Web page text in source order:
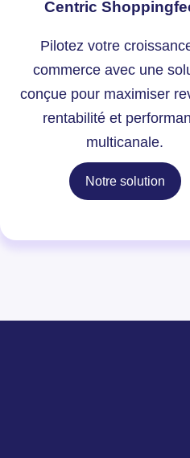
Centric
Pilotez votre
commerce avec une
conçue pour maximiser
rentabilité et
multicanale.
Notre solution